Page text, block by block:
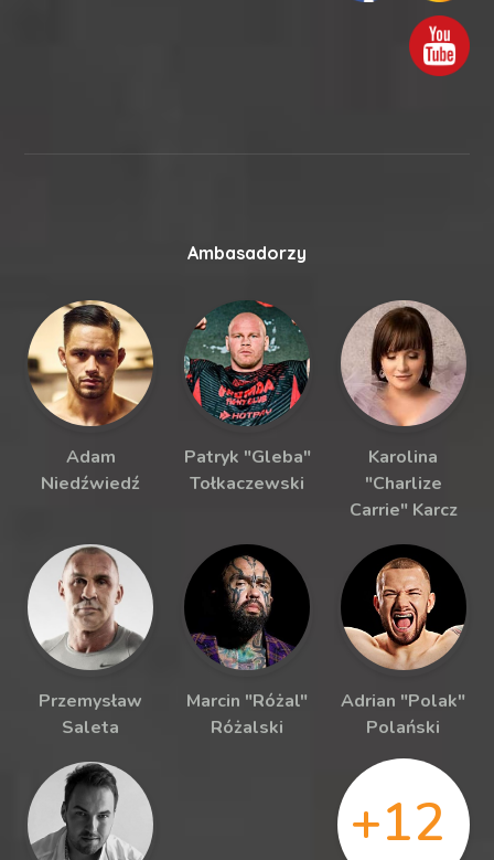
Ambasadorzy
Adam
Niedźwiedź
Patryk "Gleba"
Tołkaczewski
Karolina
"Charlize
Carrie" Karcz
Przemysław
Saleta
Marcin "Różal"
Różalski
Adrian "Polak"
Polański
+12